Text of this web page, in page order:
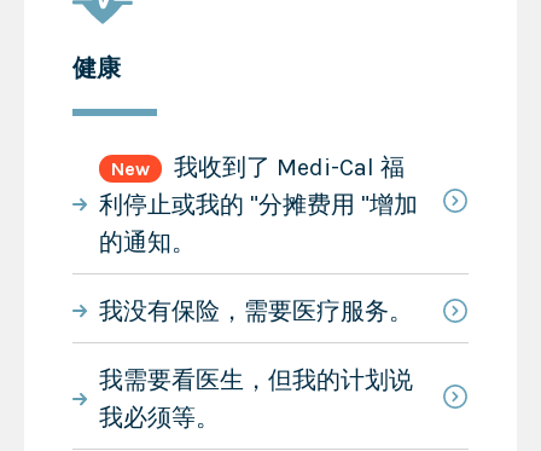
健康
New
我收到了 Medi-Cal 福
利停止或我的 "分摊费用 "增加
的通知。
我没有保险，需要医疗服务。
我需要看医生，但我的计划说
我必须等。